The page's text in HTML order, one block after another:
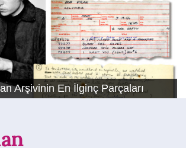
Arşivinin En İlginç Parçaları